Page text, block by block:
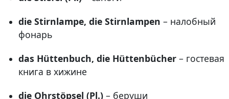
die Stirnlampe, die Stirnlampen – налобный
фонарь
das Hüttenbuch, die Hüttenbücher – гостевая
книга в хижине
die Ohrstöpsel (Pl.) – беруши